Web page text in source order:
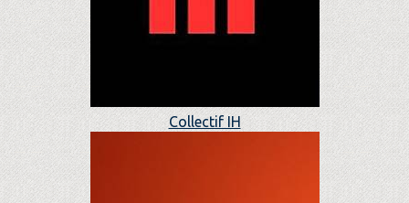
Collectif IH